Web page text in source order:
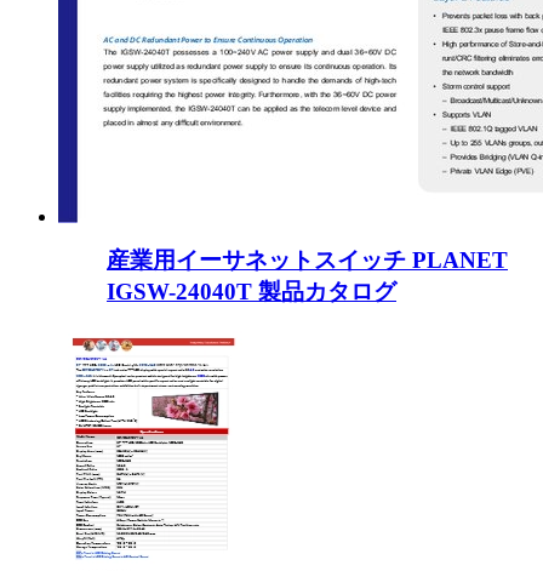
産業用イーサネットスイッチ PLANET
IGSW-24040T 製品カタログ